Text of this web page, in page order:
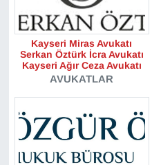
Kayseri Miras Avukatı
Serkan Öztürk İcra Avukatı
Kayseri Ağır Ceza Avukatı
AVUKATLAR
Gündem
Haber
HABERDE İNSAN
İngilizce